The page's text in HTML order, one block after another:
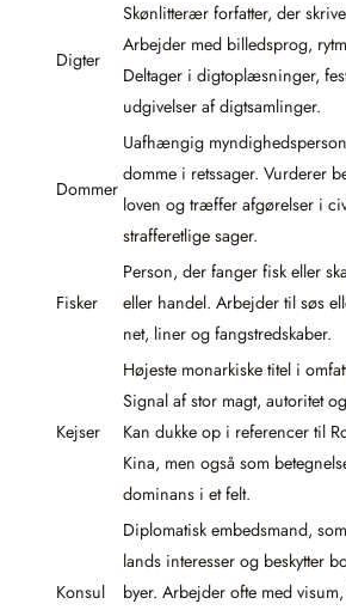
Digter
Skønlitterær forfatter, der
Arbejder med billedsprog,
Deltager i digtoplæsninger,
udgivelser af digtsamlinger.
Dommer
Uafhængig
domme i retssager. Vurderer
loven og træffer afgørelser i
strafferetlige sager.
Fisker
Person, der fanger fisk eller
eller handel. Arbejder til søs
net, liner og fangstredskaber.
Kejser
Højeste monarkiske titel i
Signal af stor magt, autoritet
Kan dukke op i referencer til
Kina, men også som
dominans i et felt.
Konsul
Diplomatisk embedsmand,
lands interesser og beskytter
byer. Arbejder ofte med